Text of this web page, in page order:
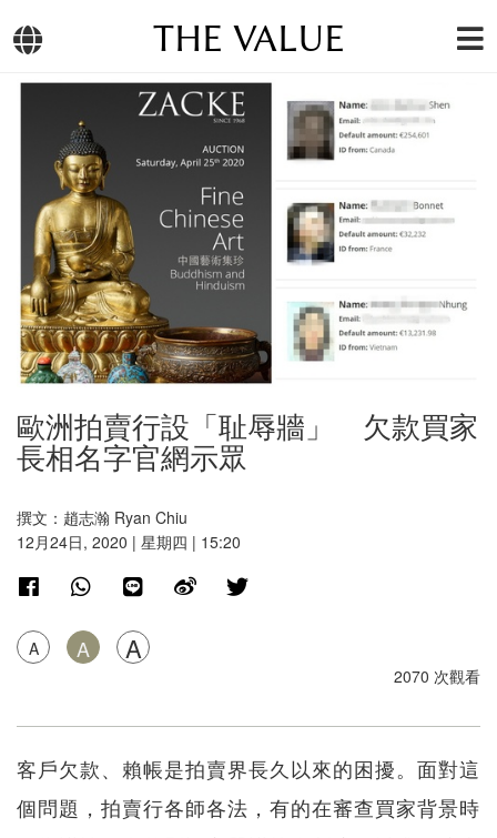
THE VALUE
歐洲拍賣行設「耻辱牆」 欠款買家
長相名字官網示眾
撰文：趙志瀚 Ryan Chiu
12月24日, 2020 | 星期四 | 15:20
A A A
2070 次觀看
客戶欠款、賴帳是拍賣界長久以來的困擾。面對這
個問題，拍賣行各師各法，有的在審查買家背景時